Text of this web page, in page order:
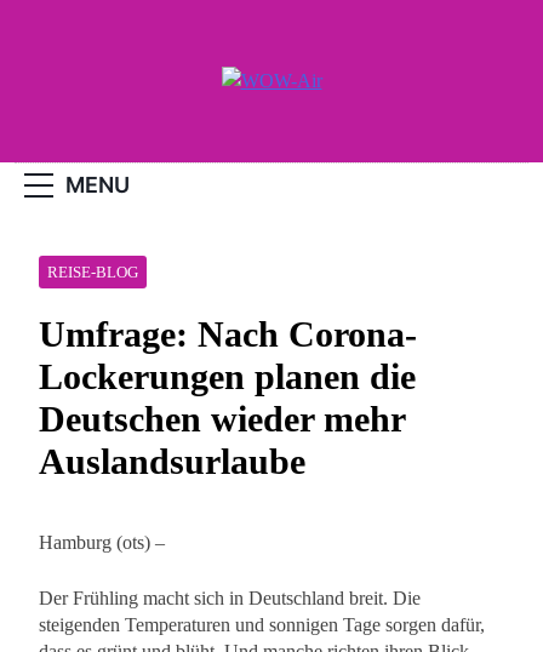
MENU
REISE-BLOG
Umfrage: Nach Corona-
Lockerungen planen die
Deutschen wieder mehr
Auslandsurlaube
Hamburg (ots) –
Der Frühling macht sich in Deutschland breit. Die
steigenden Temperaturen und sonnigen Tage sorgen dafür,